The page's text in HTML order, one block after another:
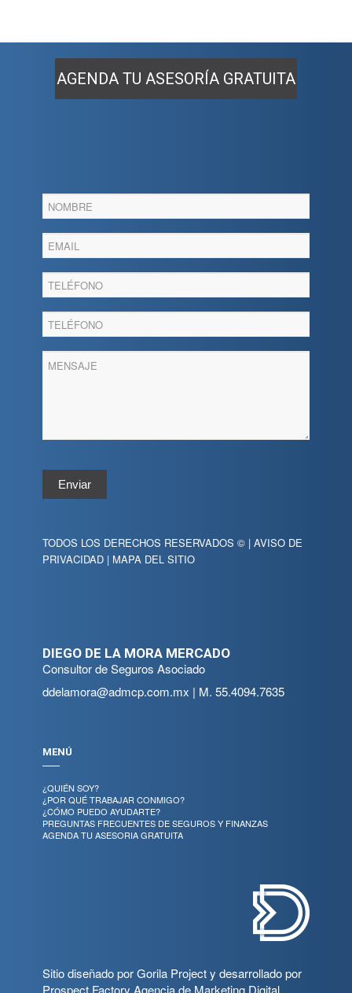
AGENDA TU ASESORÍA GRATUITA
Agenda
tu
asesoria
Enviar
TODOS LOS DERECHOS RESERVADOS © | AVISO DE
PRIVACIDAD| MAPA DEL SITIO
DIEGO DE LA MORA MERCADO
Consultor de Seguros Asociado
ddelamora@admcp.com.mx | M. 55.4094.7635
MENÚ
¿QUIÉN SOY?
¿POR QUÉ TRABAJAR CONMIGO?
¿CÓMO PUEDO AYUDARTE?
PREGUNTAS FRECUENTES DE SEGUROS Y FINANZAS
AGENDA TU ASESORIA GRATUITA
Sitio diseñado porGorila Projecty desarrollado por
Prospect Factory Agencia de Marketing Digital